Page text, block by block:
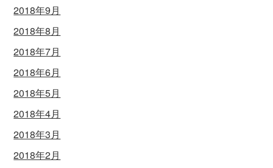
2018年9月
2018年8月
2018年7月
2018年6月
2018年5月
2018年4月
2018年3月
2018年2月